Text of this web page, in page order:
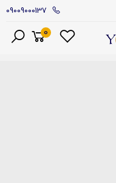
09009000137
0